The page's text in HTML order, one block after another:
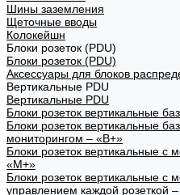
Шины заземления
Щеточные вводы
Колокейшн
Блоки розеток (PDU)
Блоки розеток (PDU)
Аксессуары для блоков
Вертикальные PDU
Вертикальные PDU
Блоки розеток вертикальные
Блоки розеток вертикальные
мониторингом – «В+»
Блоки розеток вертикальные с
«М+»
Блоки розеток вертикальные с
управлением каждой розеткой